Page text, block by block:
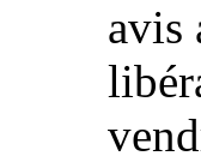
avis